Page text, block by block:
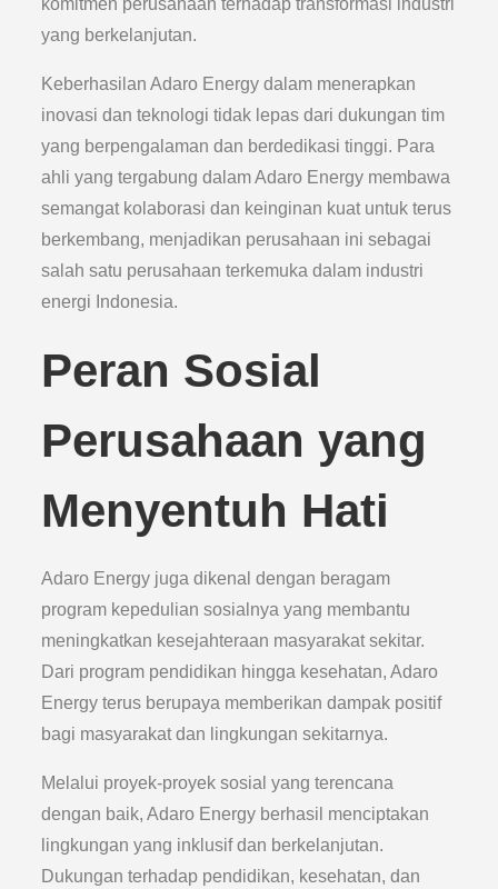
komitmen perusahaan terhadap transformasi industri
yang berkelanjutan.
Keberhasilan Adaro Energy dalam menerapkan
inovasi dan teknologi tidak lepas dari dukungan tim
yang berpengalaman dan berdedikasi tinggi. Para
ahli yang tergabung dalam Adaro Energy membawa
semangat kolaborasi dan keinginan kuat untuk terus
berkembang, menjadikan perusahaan ini sebagai
salah satu perusahaan terkemuka dalam industri
energi Indonesia.
Peran Sosial
Perusahaan yang
Menyentuh Hati
Adaro Energy juga dikenal dengan beragam
program kepedulian sosialnya yang membantu
meningkatkan kesejahteraan masyarakat sekitar.
Dari program pendidikan hingga kesehatan, Adaro
Energy terus berupaya memberikan dampak positif
bagi masyarakat dan lingkungan sekitarnya.
Melalui proyek-proyek sosial yang terencana
dengan baik, Adaro Energy berhasil menciptakan
lingkungan yang inklusif dan berkelanjutan.
Dukungan terhadap pendidikan, kesehatan, dan